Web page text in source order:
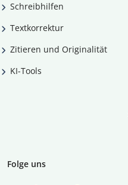
Schreibhilfen
Textkorrektur
Zitieren und Originalität
KI-Tools
Folge uns